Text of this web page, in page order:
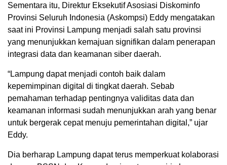
Sementara itu, Direktur Eksekutif Asosiasi Diskominfo
Provinsi Seluruh Indonesia (Askompsi) Eddy mengatakan
saat ini Provinsi Lampung menjadi salah satu provinsi
yang menunjukkan kemajuan signifikan dalam penerapan
integrasi data dan keamanan siber daerah.
“Lampung dapat menjadi contoh baik dalam
kepemimpinan digital di tingkat daerah. Sebab
pemahaman terhadap pentingnya validitas data dan
keamanan informasi sudah menunjukkan arah yang benar
untuk bergerak cepat menuju pemerintahan digital,” ujar
Eddy.
Dia berharap Lampung dapat terus memperkuat kolaborasi